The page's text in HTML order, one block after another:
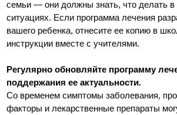
семьи — они должны знать, что делать в
ситуациях. Если программа лечения
вашего ребенка, отнесите ее копию в
инструкции вместе с учителями.
Регулярно обновляйте программу
поддержания ее актуальности.
Со временем симптомы заболевания,
факторы и лекарственные препараты